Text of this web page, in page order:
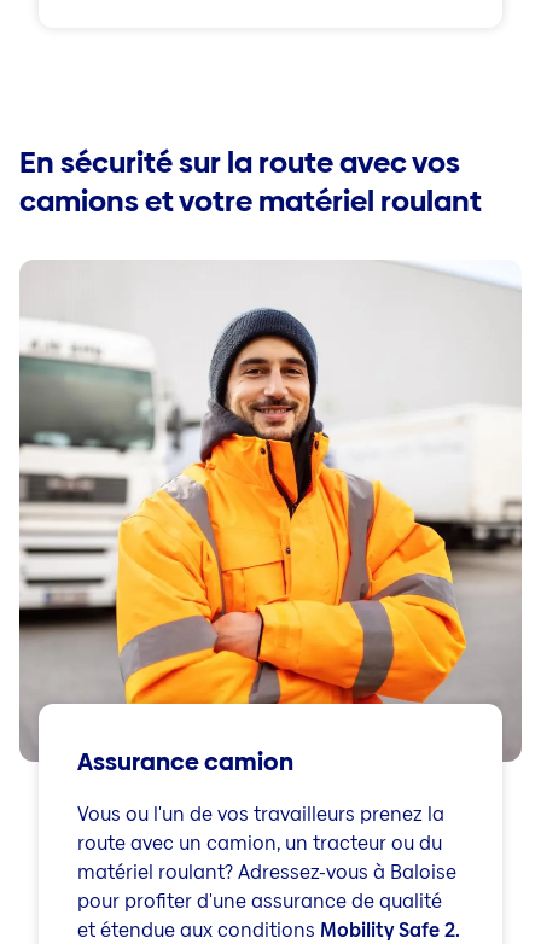
En sécurité sur la route avec vos
camions et votre matériel roulant
Assurance camion
Vous ou l'un de vos travailleurs prenez la
route avec un camion, un tracteur ou du
matériel roulant? Adressez-vous à Baloise
pour profiter d'une assurance de qualité
et étendue aux conditions Mobility Safe 2​​​​​​.